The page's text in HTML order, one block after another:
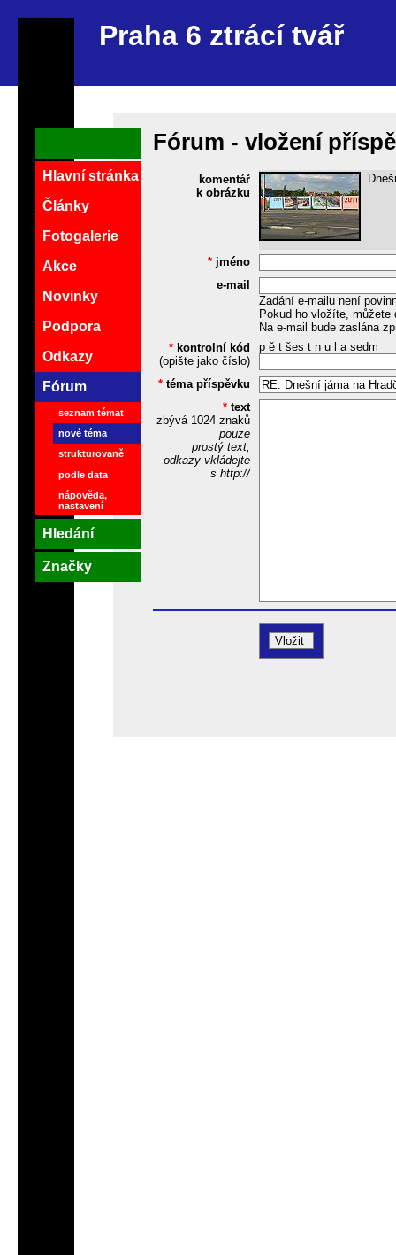
Praha 6 ztrácí tvář
Fórum - vložení
komentář
k obrázku
* jméno
e-mail
Zadání e-mailu není
Pokud ho vložíte,
Na e-mail bude zaslána
* kontrolní kód
(opište jako číslo)
p ě t šes t n u l a sedm
* téma příspěvku
* text
zbývá 1024znaků
pouze
prostý text,
odkazy vkládejte
s http://
Hlavní stránka
Články
Fotogalerie
Akce
Novinky
Podpora
Odkazy
Fórum
seznam témat
nové téma
strukturovaně
podle data
nápověda,
nastavení
Hledání
Značky